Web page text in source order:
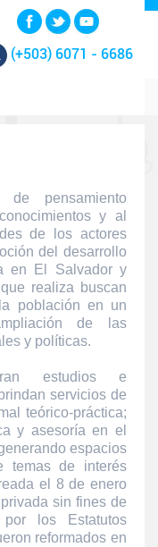
(+503) 6071 - 6686
de pensamiento
y al
de los actores
del desarrollo
en El Salvador y
realiza buscan
población en un
de las
y políticas.
estudios e
servicios de
teórico-práctica;
y asesoría en el
espacios
temas de interés
el 8 de enero
sin fines de
los Estatutos
reformados en